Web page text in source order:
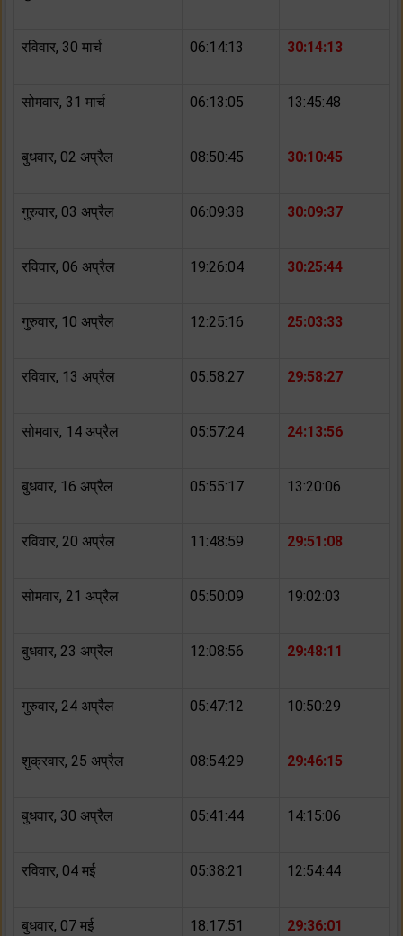
रविवार, 30 मार्च 06:14:13 30:14:13
सोमवार, 31 मार्च 06:13:05 13:45:48
बुधवार, 02 अप्रैल 08:50:45 30:10:45
गुरुवार, 03 अप्रैल 06:09:38 30:09:37
रविवार, 06 अप्रैल 19:26:04 30:25:44
गुरुवार, 10 अप्रैल 12:25:16 25:03:33
रविवार, 13 अप्रैल 05:58:27 29:58:27
सोमवार, 14 अप्रैल 05:57:24 24:13:56
बुधवार, 16 अप्रैल 05:55:17 13:20:06
रविवार, 20 अप्रैल 11:48:59 29:51:08
सोमवार, 21 अप्रैल 05:50:09 19:02:03
बुधवार, 23 अप्रैल 12:08:56 29:48:11
गुरुवार, 24 अप्रैल 05:47:12 10:50:29
शुक्रवार, 25 अप्रैल 08:54:29 29:46:15
बुधवार, 30 अप्रैल 05:41:44 14:15:06
रविवार, 04 मई 05:38:21 12:54:44
बुधवार, 07 मई 18:17:51 29:36:01